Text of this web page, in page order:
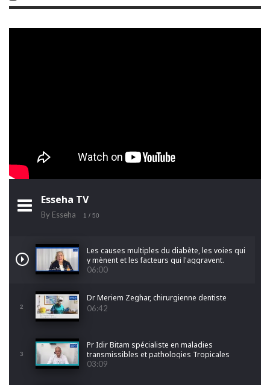
Esseha TV
By Esseha 1 / 50
Les causes multiples du diabète, les voies qui
y mènent et les facteurs qui l'aggravent.
06:00
2
Dr Meriem Zeghar, chirurgienne dentiste
06:42
3
Pr Idir Bitam spécialiste en maladies
transmissibles et pathologies Tropicales
Emergentes
03:09